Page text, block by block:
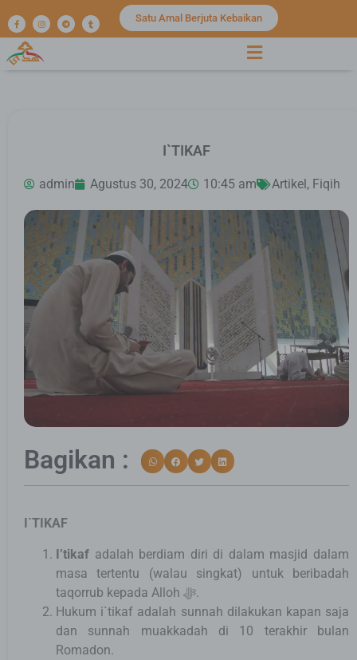
Satu Amal Berjuta Kebaikan
I`TIKAF
admin Agustus 30, 2024 10:45 am Artikel , Fiqih
Bagikan :
I`TIKAF
I’tikaf adalah berdiam diri di dalam masjid dalam
masa tertentu (walau singkat) untuk beribadah
taqorrub kepada Alloh ﷻ.
Hukum i`tikaf adalah sunnah dilakukan kapan saja
dan sunnah muakkadah di 10 terakhir bulan
Romadon.